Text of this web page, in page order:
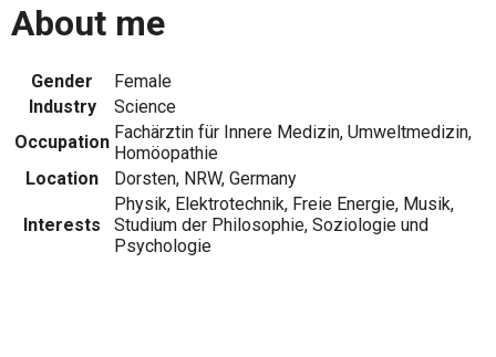
About me
Gender
Female
Industry
Science
Occupation Fachärztin für Innere Medizin, Umweltmedizin,
Homöopathie
Location
Dorsten, NRW, Germany
Interests
Physik, Elektrotechnik, Freie Energie, Musik,
Studium der Philosophie, Soziologie und
Psychologie